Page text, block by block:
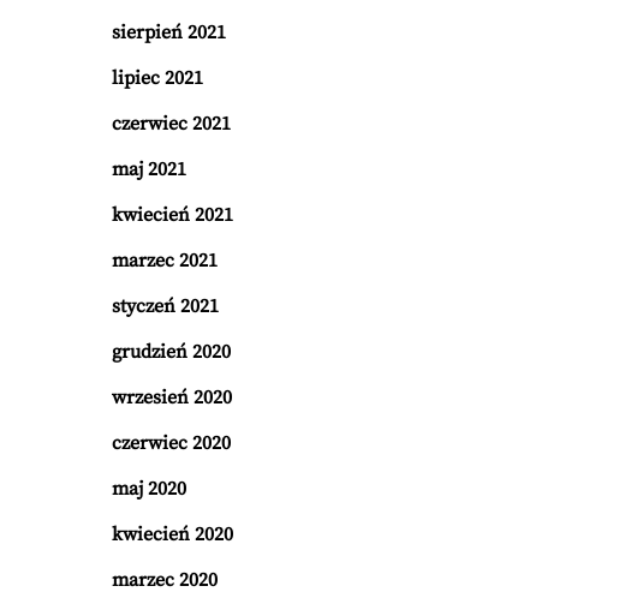
sierpień 2021
lipiec 2021
czerwiec 2021
maj 2021
kwiecień 2021
marzec 2021
styczeń 2021
grudzień 2020
wrzesień 2020
czerwiec 2020
maj 2020
kwiecień 2020
marzec 2020